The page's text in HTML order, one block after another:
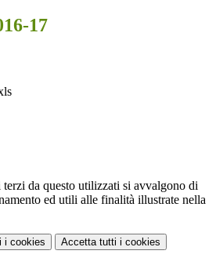
17
da questo utilizzati si avvalgono di
ed utili alle finalità illustrate nella
i cookies Accetta tutti i cookies